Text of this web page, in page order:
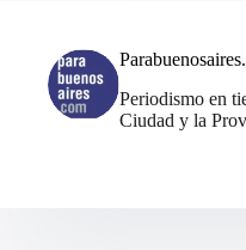
Periodismo en
Ciudad y la